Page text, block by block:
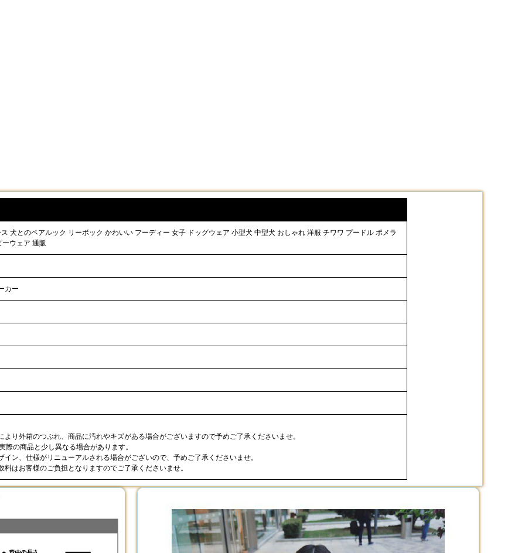
ス 犬とのペアルック リーボック かわいい フーディー 女子 ドッグウェア 小型犬 中型犬 おしゃれ 洋服 チワワ プードル ポメラ
ウェア 通販
カー
り外箱のつぶれ、商品に汚れやキズがある場合がございますので予めご了承くださいませ。
の商品と少し異なる場合があります。
ン、仕様がリニューアルされる場合がございので、予めご了承くださいませ。
はお客様のご負担となりますのでご了承くださいませ。